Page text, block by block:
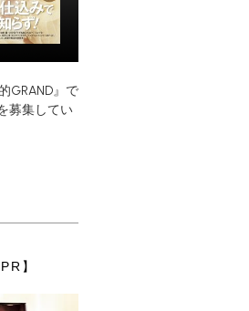
GRAND』で
募集してい
PR】